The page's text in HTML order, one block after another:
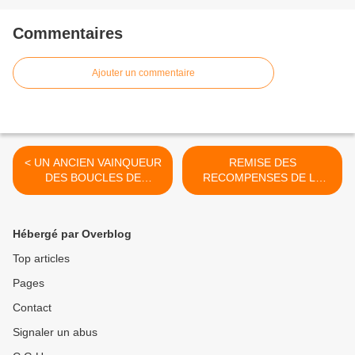
Commentaires
Ajouter un commentaire
< UN ANCIEN VAINQUEUR
DES BOUCLES DE
L'ARNOULT PASSE PRO
REMISE DES
RECOMPENSES DE LA
COUPE REGIONALE VTT
Hébergé par Overblog
Top articles
Pages
Contact
Signaler un abus